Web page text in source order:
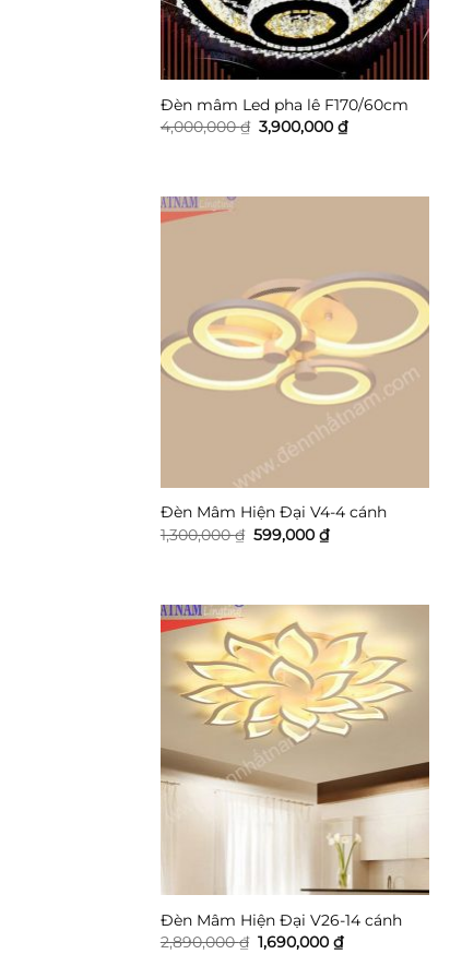
Đèn mâm Led pha lê F170/60cm
4,000,000₫ Giá
gốc
3,900,000₫Giá
hiện
Đèn Mâm Hiện Đại V4-4 cánh
1,300,000₫ Giá
gốc
599,000₫Giá
hiện
Đèn Mâm Hiện Đại V26-14 cánh
2,890,000₫ Giá
gốc
1,690,000₫Giá
hiện